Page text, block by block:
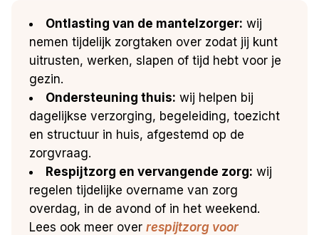
Ontlasting van de mantelzorger: wij
nemen tijdelijk zorgtaken over zodat jij kunt
uitrusten, werken, slapen of tijd hebt voor je
gezin.
Ondersteuning thuis: wij helpen bij
dagelijkse verzorging, begeleiding, toezicht
en structuur in huis, afgestemd op de
zorgvraag.
Respijtzorg en vervangende zorg: wij
regelen tijdelijke overname van zorg
overdag, in de avond of in het weekend.
Lees ook meer overrespijtzorg voor